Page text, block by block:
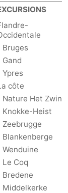
Bruges
Gand
Ypres
côte
Nature Het Zwin
Knokke-Heist
Zeebrugge
Blankenberge
Wenduine
Le Coq
Bredene
Middelkerke